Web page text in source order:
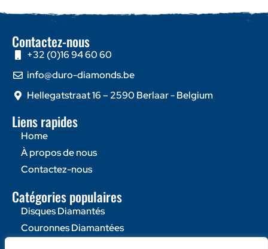
Contactez-nous
+32 (0)16 94 60 60
info@duro-diamonds.be
Hellegatstraat 16 – 2590 Berlaar - Belgium
Liens rapides
Home
À propos de nous
Contactez-nous
Catégories populaires
Disques Diamantés
Couronnes Diamantées